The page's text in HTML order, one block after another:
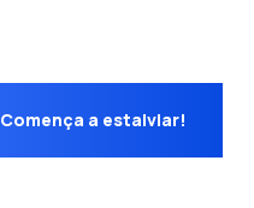
Comença a estalviar!